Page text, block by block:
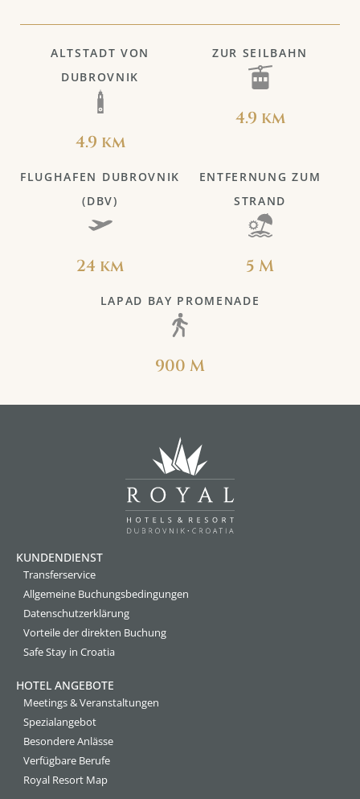
ALTSTADT VON
DUBROVNIK
4.9 km
ZUR SEILBAHN
4.9 km
FLUGHAFEN DUBROVNIK
(DBV)
24 km
ENTFERNUNG ZUM
STRAND
5 M
LAPAD BAY PROMENADE
900 M
KUNDENDIENST
Transferservice
Allgemeine Buchungsbedingungen
Datenschutzerklärung
Vorteile der direkten Buchung
Safe Stay in Croatia
HOTEL ANGEBOTE
Meetings & Veranstaltungen
Spezialangebot
Besondere Anlässe
Verfügbare Berufe
Royal Resort Map